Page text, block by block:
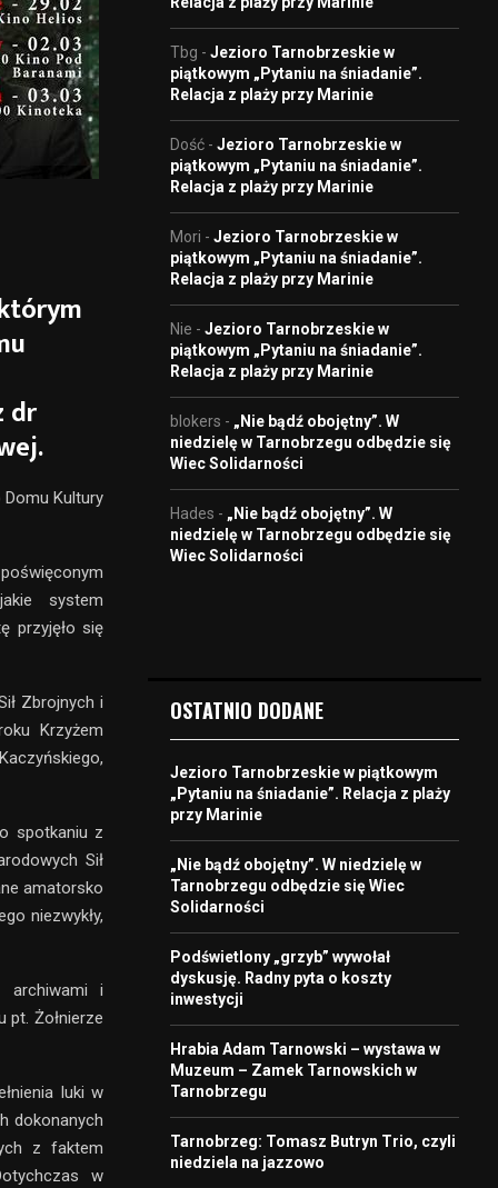
dr
Kultury
system
przyjęło się
Zbrojnych i
Krzyżem
spotkaniu z
Sił
amatorsko
niezwykły,
archiwami i
pt. Żołnierze
luki w
dokonanych
z faktem
w
Tbg - Jezioro Tarnobrzeskie w
piątkowym „Pytaniu na śniadanie”.
Relacja z plaży przy Marinie
Dość - Jezioro Tarnobrzeskie w
piątkowym „Pytaniu na śniadanie”.
Relacja z plaży przy Marinie
Mori - Jezioro Tarnobrzeskie w
piątkowym „Pytaniu na śniadanie”.
Relacja z plaży przy Marinie
Nie - Jezioro Tarnobrzeskie w
piątkowym „Pytaniu na śniadanie”.
Relacja z plaży przy Marinie
blokers - „Nie bądź obojętny”. W
niedzielę w Tarnobrzegu odbędzie się
Wiec Solidarności
Hades - „Nie bądź obojętny”. W
niedzielę w Tarnobrzegu odbędzie się
Wiec Solidarności
OSTATNIO DODANE
Jezioro Tarnobrzeskie w piątkowym
„Pytaniu na śniadanie”. Relacja z plaży
przy Marinie
„Nie bądź obojętny”. W niedzielę w
Tarnobrzegu odbędzie się Wiec
Solidarności
Podświetlony „grzyb” wywołał
dyskusję. Radny pyta o koszty
inwestycji
Hrabia Adam Tarnowski – wystawa w
Muzeum – Zamek Tarnowskich w
Tarnobrzegu
Tarnobrzeg: Tomasz Butryn Trio, czyli
niedziela na jazzowo